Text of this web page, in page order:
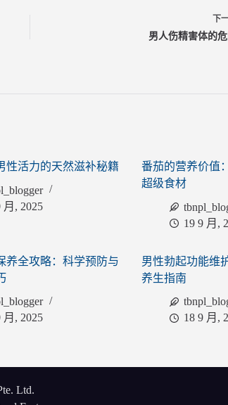
下
男人伤精害体的
性活力的天然滋补秘籍
月, 2025
番茄的营养价值
超级食材
19 9 月,
养全攻略：科学预防与
月, 2025
男性勃起功能维
养生指南
18 9 月,
Ltd.